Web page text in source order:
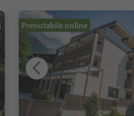
Prenotabile online